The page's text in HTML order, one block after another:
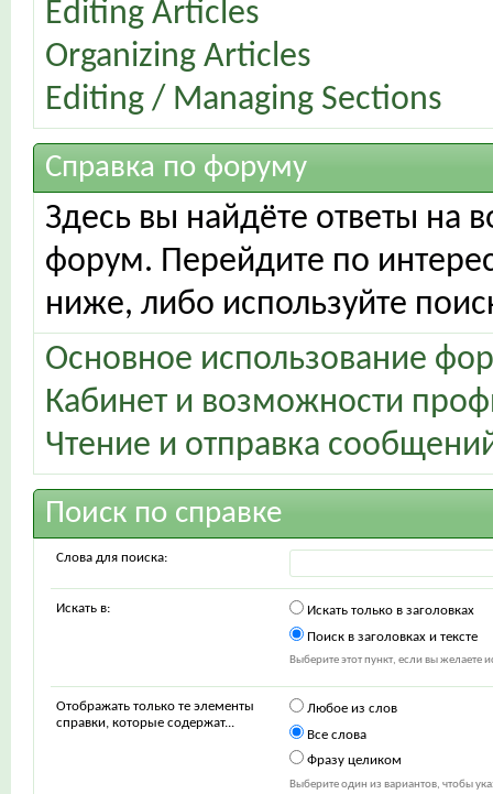
Editing Articles
Organizing Articles
Editing / Managing Sections
Справка по форуму
Здесь вы найдёте ответы на
форум. Перейдите по
ниже, либо используйте
Основное использование
Кабинет и возможности
Чтение и отправка
Поиск по справке
Слова для поиска:
Искать в:
Искать только в заголовках
Поиск в заголовках и тексте
Выберите этот пункт, если вы желаете
Отображать только те элементы
справки, которые содержат...
Любое из слов
Все слова
Фразу целиком
Выберите один из вариантов, чтобы